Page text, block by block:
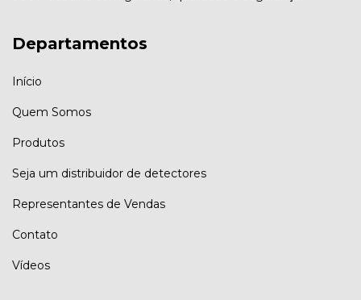
Departamentos
Início
Quem Somos
Produtos
Seja um distribuidor de detectores
Representantes de Vendas
Contato
Vídeos